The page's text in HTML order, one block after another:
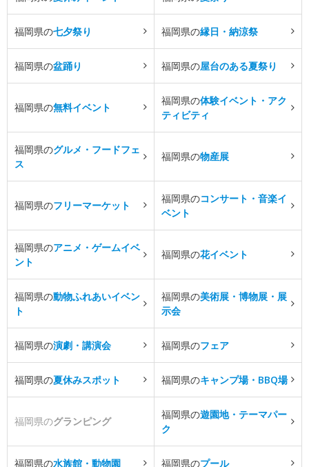
福岡県の七夕祭り 福岡県の縁日・納涼祭
福岡県の盆踊り 福岡県の屋台のある夏祭り
福岡県の無料イベント
福岡県の体験イベント・アク
ティビティ
福岡県のグルメ・フードフェ
ス
福岡県の物産展
福岡県のフリーマーケット
福岡県のコンサート・音楽イ
ベント
福岡県のアニメ・ゲームイベ
ント
福岡県の花イベント
福岡県の動物ふれあいイベン
ト
福岡県の美術展・博物展・展
示会
福岡県の演劇・講演会 福岡県のフェア
福岡県の夏休みスポット 福岡県のキャンプ場・BBQ場
福岡県のグランピング
福岡県の遊園地・テーマパー
ク
福岡県の水族館・動物園 福岡県のプール